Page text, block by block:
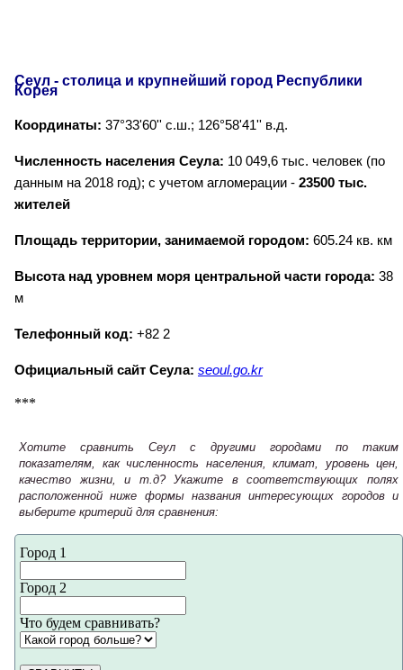
Сеул - столица и крупнейший город Республики
Корея
Координаты: 37°33'60'' с.ш.; 126°58'41'' в.д.
Численность населения Сеула: 10 049,6 тыс. человек (по
данным на 2018 год); с учетом агломерации - 23500 тыс.
жителей
Площадь территории, занимаемой городом: 605.24 кв. км
Высота над уровнем моря центральной части города: 38
м
Телефонный код: +82 2
Официальный сайт Сеула: seoul.go.kr
***
Хотите сравнить Сеул с другими городами по таким
показателям, как численность населения, климат, уровень цен,
качество жизни, и т.д? Укажите в соответствующих полях
расположенной ниже формы названия интересующих городов и
выберите критерий для сравнения:
Город 1
Город 2
Что будем сравнивать?